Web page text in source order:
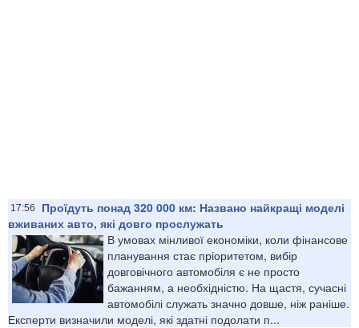
17:56
Проїдуть понад 320 000 км: Названо найкращі моделі
вживаних авто, які довго прослужать
В умовах мінливої економіки, коли фінансове
планування стає пріоритетом, вибір
довговічного автомобіля є не просто
бажанням, а необхідністю. На щастя, сучасні
автомобілі служать значно довше, ніж раніше.
Експерти визначили моделі, які здатні подолати п...